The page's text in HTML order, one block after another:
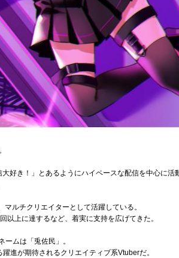
好き！」とあるようにハイペースな配信を中心に活
ルチクリエイターとして活躍している。
上に達するなど、着実に支持を広げてきた。
ムは「兎佐民」。
進が期待されるクリエイティブ系Vtuberだ。